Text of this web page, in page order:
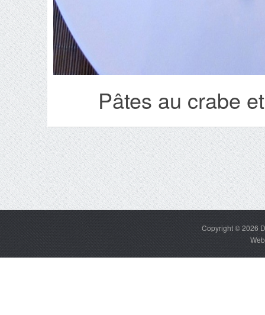
Pâtes au crabe
Copyright © 2026